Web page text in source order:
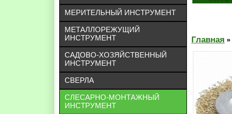
МЕРИТЕЛЬНЫЙ ИНСТРУМЕНТ
МЕТАЛЛОРЕЖУЩИЙ
ИНСТРУМЕНТ
САДОВО-ХОЗЯЙСТВЕННЫЙ
ИНСТРУМЕНТ
СВЕРЛА
СЛЕСАРНО-МОНТАЖНЫЙ
ИНСТРУМЕНТ
Главная »